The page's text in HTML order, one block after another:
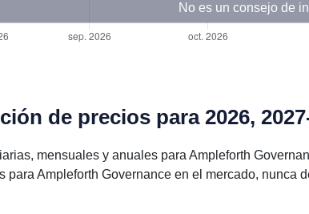
No es un consejo de
de precios para 2026,
mensuales y anuales para Ampleforth
Ampleforth Governance en el mercado, nunca